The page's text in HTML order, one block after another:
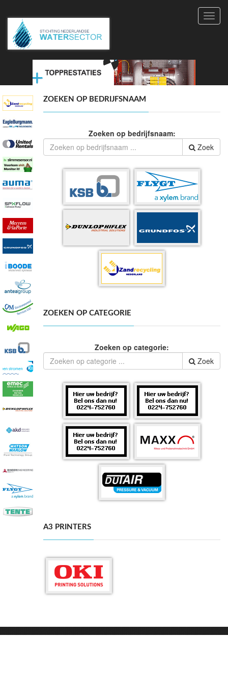
ZOEKEN OP BEDRIJFSNAAM
Zoeken op bedrijfsnaam:
Zoek
ZOEKEN OP CATEGORIE
Zoeken op categorie:
Zoek
A3 PRINTERS